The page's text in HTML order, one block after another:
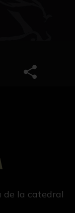
de la catedral